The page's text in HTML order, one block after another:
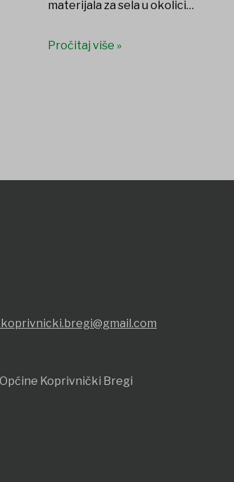
materijala za sela u okolici…
Pročitaj više »
Koprivnički Bregi